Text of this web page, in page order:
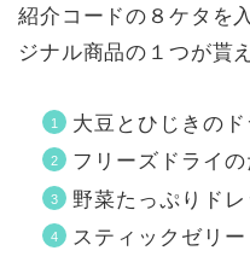
紹介コードの８ケタを
ジナル商品の１つが貰
大豆とひじきのド
フリーズドライ
野菜たっぷりド
スティックゼリー